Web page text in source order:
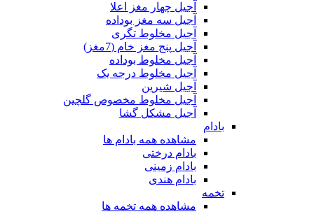
آجیل چهار مغز اعلا
آجیل سه مغز بوداده
آجیل مخلوط تگری
آجیل پنج مغز خام (7مغز)
آجیل مخلوط بوداده
آجیل مخلوط درجه یک
آجیل شیرین
آجیل مخلوط مخصوص گلچین
آجیل مشکل گشا
بادام
مشاهده همه بادام ها
بادام درختی
بادام زمینی
بادام هندی
تخمه
مشاهده همه تخمه ها